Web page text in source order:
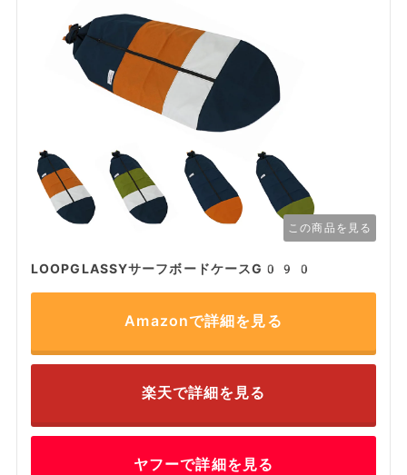
この商品を見る
LOOPGLASSYサーフボードケース‎G090
Amazonで詳細を見る
楽天で詳細を見る
ヤフーで詳細を見る